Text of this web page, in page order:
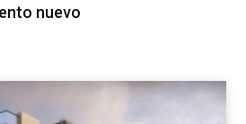
nuevo